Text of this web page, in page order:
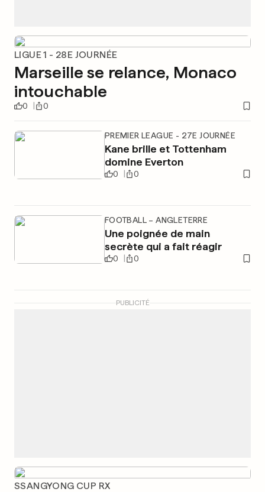
LIGUE 1 - 28E JOURNÉE
Marseille se relance, Monaco
intouchable
0 0
PREMIER LEAGUE - 27E JOURNÉE
Kane brille et Tottenham
domine Everton
0 0
FOOTBALL – ANGLETERRE
Une poignée de main
secrète qui a fait réagir
0 0
PUBLICITÉ
SSANGYONG CUP RX